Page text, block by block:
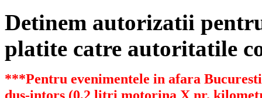
Detinem autorizatii
platite catre autoritatile
***Pentru evenimentele in afara
dus-intors (0,2 litri motorina X nr.